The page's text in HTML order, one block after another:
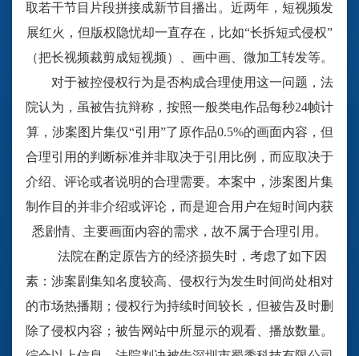
取若干节目片段拼接成新节目播出。近两年，短视频发
展红火，但版权隐忧却一直存在，比如“长拆短式侵权”
（把长视频裁剪成短视频）、画中画、微加工转发等。
对于被控侵权行为是否构成合理使用这一问题，法
院认为，虽被告抗辩称，按照一般类电作品每秒24帧计
算，涉案图片集仅“引用”了原作品0.5%的画面内容，但
合理引用的判断标准并非取决于引用比例，而应取决于
介绍、评论或者说明的合理需要。本案中，涉案图片集
制作目的并非介绍或评论，而是迎合用户在短时间内获
悉剧情、主要画面内容的需求，故不属于合理引用。
法院在酌定原告方的经济损失时，考虑了如下因
素：涉案剧集知名度较高、侵权行为发生时间尚处相对
的市场热播期；侵权行为持续时间较长，但被告及时删
除了侵权内容；被告网站中所显示的观看、播放数量。